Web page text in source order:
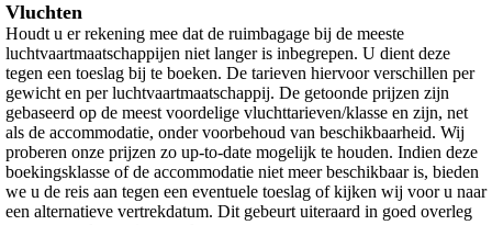
Vluchten
Houdt u er rekening mee dat de ruimbagage bij de meeste
luchtvaartmaatschappijen niet langer is inbegrepen. U dient deze
tegen een toeslag bij te boeken. De tarieven hiervoor verschillen per
gewicht en per luchtvaartmaatschappij. De getoonde prijzen zijn
gebaseerd op de meest voordelige vluchttarieven/klasse en zijn, net
als de accommodatie, onder voorbehoud van beschikbaarheid. Wij
proberen onze prijzen zo up-to-date mogelijk te houden. Indien deze
boekingsklasse of de accommodatie niet meer beschikbaar is, bieden
we u de reis aan tegen een eventuele toeslag of kijken wij voor u naar
een alternatieve vertrekdatum. Dit gebeurt uiteraard in goed overleg